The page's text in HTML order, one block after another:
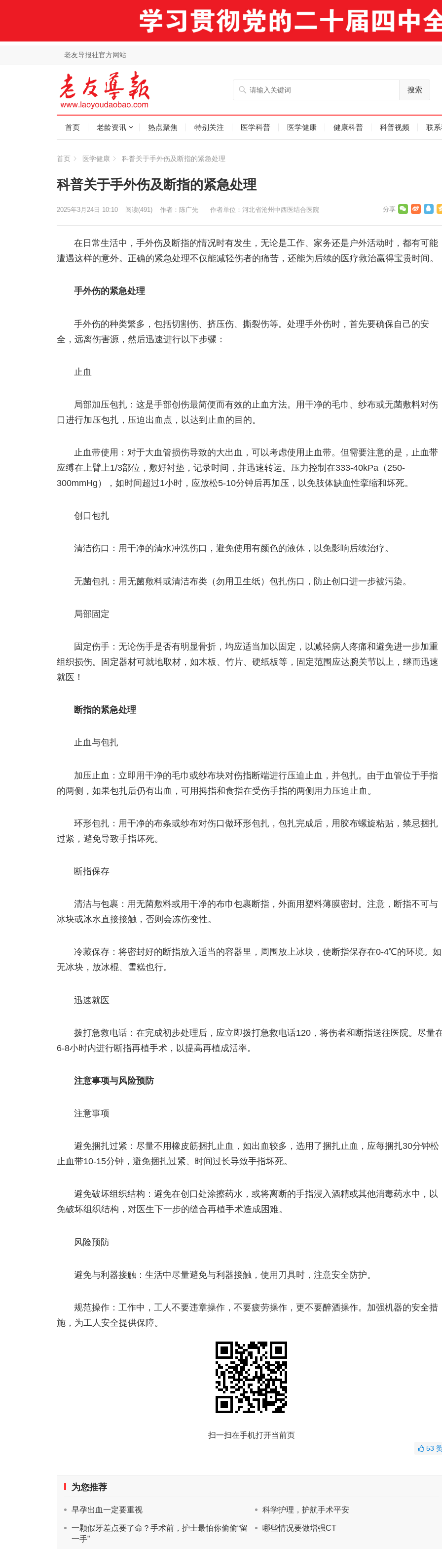
老友导报社官方网站
搜索
首页 老龄资讯 热点聚焦 特别关注 医学科普 医学健康 健康科普 科普视频 联
首页 医学健康 科普关于手外伤及断指的紧急处理
科普关于手外伤及断指的紧急处理
作者：陈广先 作者单位：河北省沧州中西医结合医院
2025年3月24日 10:10 阅读(491)
在日常生活中，手外伤及断指的情况时有发生，无论是工作、家务还是户外活动时，都有可能
遭遇这样的意外。正确的紧急处理不仅能减轻伤者的痛苦，还能为后续的医疗救治赢得宝贵时间。
手外伤的紧急处理
手外伤的种类繁多，包括切割伤、挤压伤、撕裂伤等。处理手外伤时，首先要确保自己的安
全，远离伤害源，然后迅速进行以下步骤：
止血
局部加压包扎：这是手部创伤最简便而有效的止血方法。用干净的毛巾、纱布或无菌敷料对伤
口进行加压包扎，压迫出血点，以达到止血的目的。
止血带使用：对于大血管损伤导致的大出血，可以考虑使用止血带。但需要注意的是，止血带
应缚在上臂上1/3部位，敷好衬垫，记录时间，并迅速转运。压力控制在333-40kPa（250-
300mmHg），如时间超过1小时，应放松5-10分钟后再加压，以免肢体缺血性挛缩和坏死。
创口包扎
清洁伤口：用干净的清水冲洗伤口，避免使用有颜色的液体，以免影响后续治疗。
无菌包扎：用无菌敷料或清洁布类（勿用卫生纸）包扎伤口，防止创口进一步被污染。
局部固定
固定伤手：无论伤手是否有明显骨折，均应适当加以固定，以减轻病人疼痛和避免进一步加重
组织损伤。固定器材可就地取材，如木板、竹片、硬纸板等，固定范围应达腕关节以上，继而迅速
就医！
断指的紧急处理
止血与包扎
加压止血：立即用干净的毛巾或纱布块对伤指断端进行压迫止血，并包扎。由于血管位于手指
的两侧，如果包扎后仍有出血，可用拇指和食指在受伤手指的两侧用力压迫止血。
环形包扎：用干净的布条或纱布对伤口做环形包扎，包扎完成后，用胶布螺旋粘贴，禁忌捆扎
过紧，避免导致手指坏死。
断指保存
清洁与包裹：用无菌敷料或用干净的布巾包裹断指，外面用塑料薄膜密封。注意，断指不可与
冰块或冰水直接接触，否则会冻伤变性。
冷藏保存：将密封好的断指放入适当的容器里，周围放上冰块，使断指保存在0-4℃的环境。如
无冰块，放冰棍、雪糕也行。
迅速就医
拨打急救电话：在完成初步处理后，应立即拨打急救电话120，将伤者和断指送往医院。尽量
6-8小时内进行断指再植手术，以提高再植成活率。
注意事项与风险预防
注意事项
避免捆扎过紧：尽量不用橡皮筋捆扎止血，如出血较多，选用了捆扎止血，应每捆扎30分钟松
止血带10-15分钟，避免捆扎过紧、时间过长导致手指坏死。
避免破坏组织结构：避免在创口处涂擦药水，或将离断的手指浸入酒精或其他消毒药水中，以
免破坏组织结构，对医生下一步的缝合再植手术造成困难。
风险预防
避免与利器接触：生活中尽量避免与利器接触，使用刀具时，注意安全防护。
规范操作：工作中，工人不要违章操作，不要疲劳操作，更不要醉酒操作。加强机器的安全措
施，为工人安全提供保障。
扫一扫在手机打开当前页
53
为您推荐
早孕出血一定要重视 科学护理，护航手术平安
一颗假牙差点要了命？手术前，护士最怕你偷偷“留
一手”
哪些情况要做增强CT